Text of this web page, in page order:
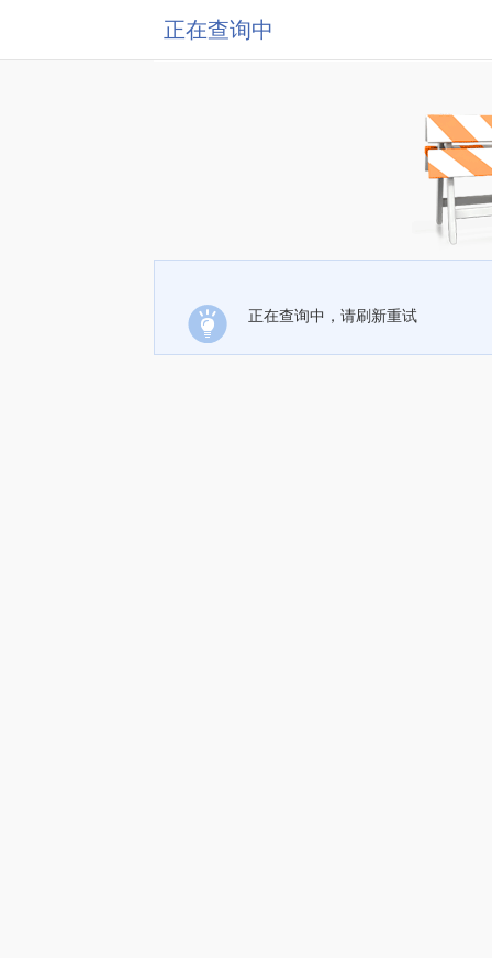
正在查询中
正在查询中，请刷新重试